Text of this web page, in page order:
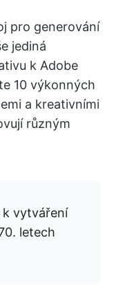
pro generování
jediná
k Adobe
10 výkonných
a kreativními
různým
k vytváření
letech